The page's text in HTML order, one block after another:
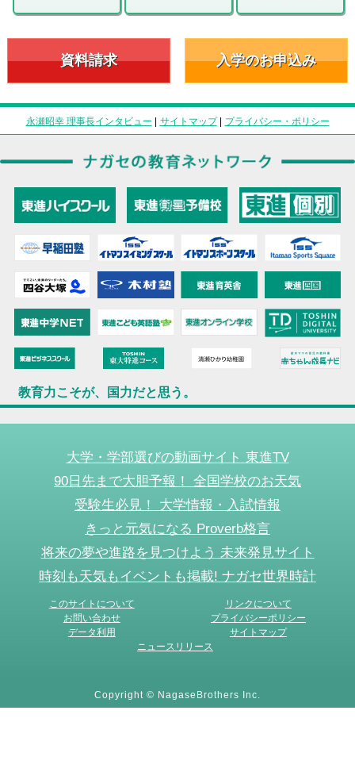
資料請求 入学のお申込み
永瀬昭幸 理事長インタビュー | サイトマップ| プライバシー・ポリシー
教育力こそが、国力だと思う。
大学・学部選びの動画サイト 東進TV
90日先まで大胆予報！ 全国学校のお天気
受験生必見！ 大学情報・入試情報
きっと元気になる Proverb格言
将来の夢や進路を見つけよう 未来発見サイト
時刻も天気もイベントも掲載! ナガセ世界時計
このサイトについて
リンクについて
お問い合わせ
プライバシーポリシー
データ利用
サイトマップ
ニュースリリース
Copyright © NagaseBrothers Inc.